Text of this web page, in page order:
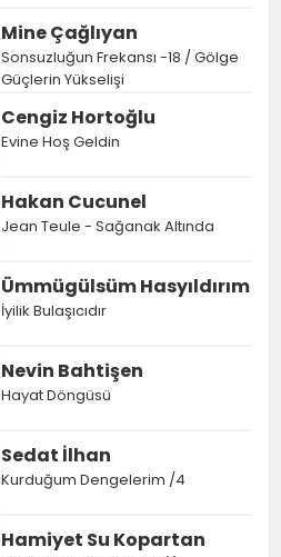
Mine Çağlıyan
Sonsuzluğun Frekansı -18 / Gölge
Güçlerin Yükselişi
Cengiz Hortoğlu
Evine Hoş Geldin
Hakan Cucunel
Jean Teule - Sağanak Altında
Ümmügülsüm Hasyıldırım
İyilik Bulaşıcıdır
Nevin Bahtişen
Hayat Döngüsü
Sedat İlhan
Kurduğum Dengelerim /4
Hamiyet Su Kopartan